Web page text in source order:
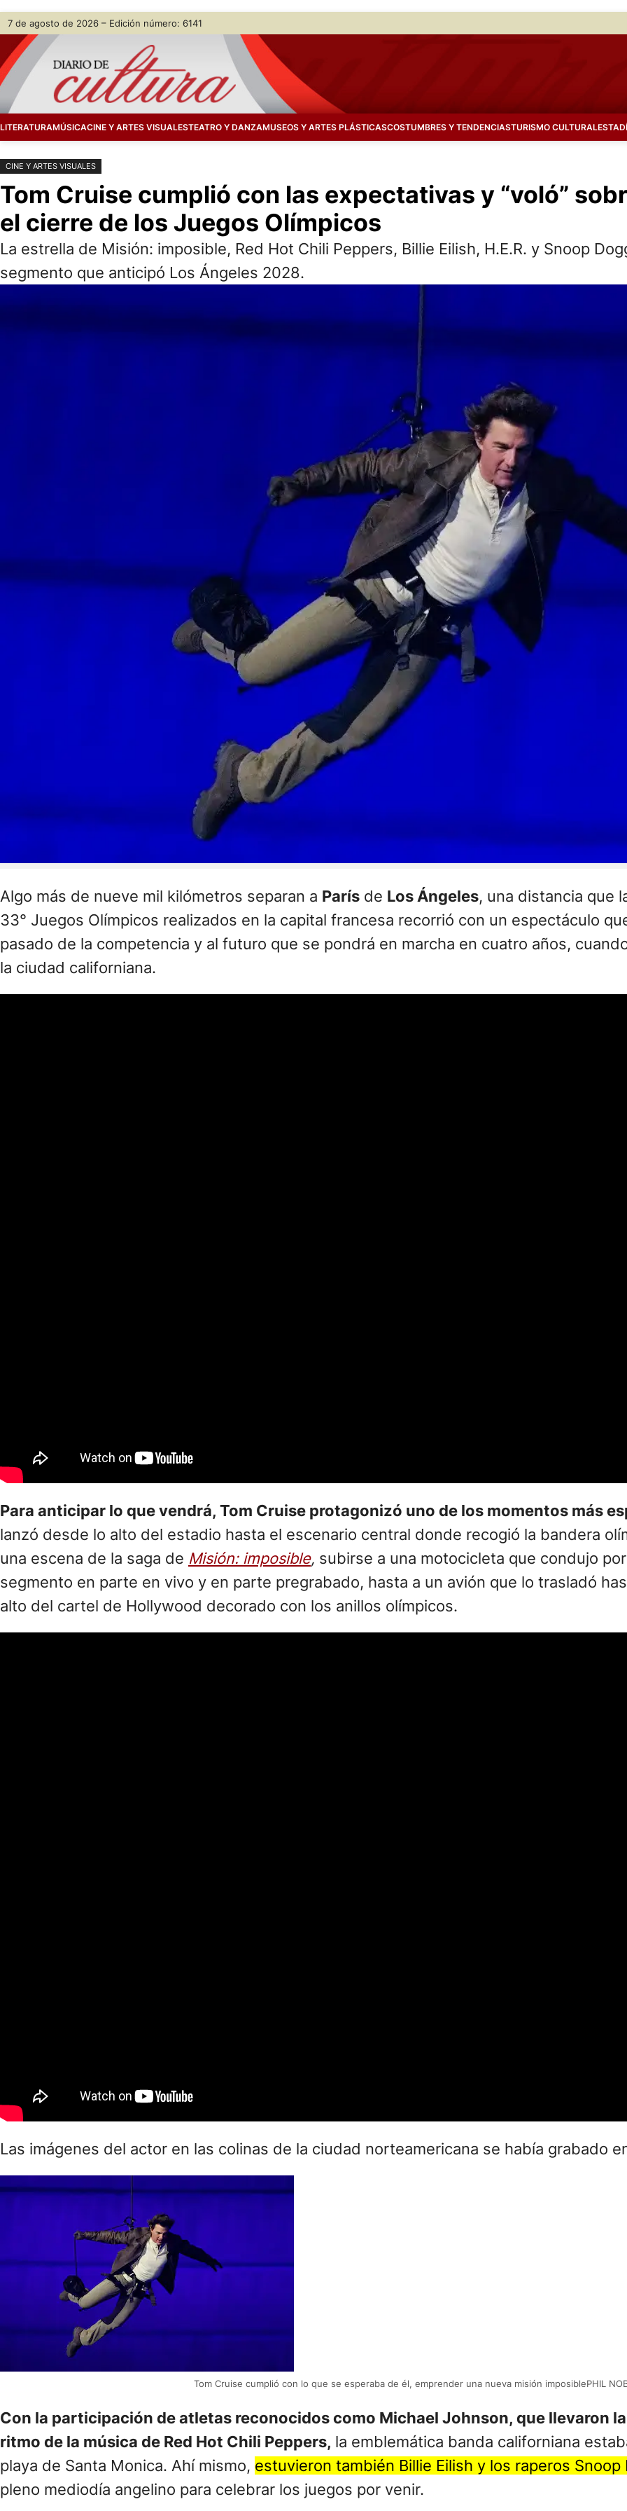
Saltar
contenido
Skip
content
7 de agosto de 2026 – Edición número: 6141
LITERATURAMÚSICACINE Y ARTES VISUALESTEATRO Y DANZAMUSEOS Y ARTES PLÁSTICASCOSTUMBRES Y TENDENCIASTURISMO CULTURAL
CINE Y ARTES VISUALES
Tom Cruise cumplió con las expectativas y “voló”
el cierre de los Juegos Olímpicos
La estrella de Misión: imposible, Red Hot Chili Peppers, Billie Eilish, H.E.R. y Snoop
segmento que anticipó Los Ángeles 2028.
Algo más de nueve mil kilómetros separan a París de Los Ángeles, una distancia que
33° Juegos Olímpicos realizados en la capital francesa recorrió con un espectáculo
pasado de la competencia y al futuro que se pondrá en marcha en cuatro años,
la ciudad californiana.
Para anticipar lo que vendrá, Tom Cruise protagonizó uno de los momentos más
lanzó desde lo alto del estadio hasta el escenario central donde recogió la bandera
una escena de la saga de Misión: imposible, subirse a una motocicleta que condujo
segmento en parte en vivo y en parte pregrabado, hasta a un avión que lo trasladó
alto del cartel de Hollywood decorado con los anillos olímpicos.
Las imágenes del actor en las colinas de la ciudad norteamericana se había grabado
Tom Cruise cumplió con lo que se esperaba de él, emprender una nueva misión imposiblePHIL
Con la participación de atletas reconocidos como Michael Johnson, que llevaron
ritmo de la música de Red Hot Chili Peppers, la emblemática banda californiana
playa de Santa Monica. Ahí mismo, estuvieron también Billie Eilish y los raperos Snoop
pleno mediodía angelino para celebrar los juegos por venir.